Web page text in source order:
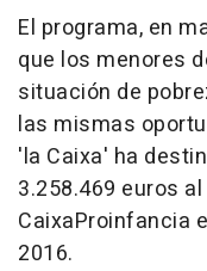
El programa, en
que los menores
situación de
las mismas
'la Caixa' ha
3.258.469 euros
CaixaProinfancia
2016.